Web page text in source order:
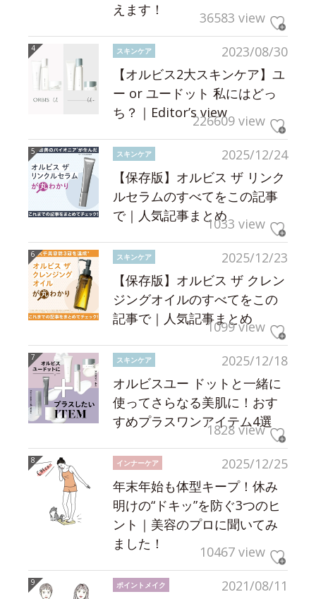
えます！
36583 view
2023/08/30
スキンケア
【オルビス2大スキンケア】ユ
ー or ユードット 私にはどっ
ち？｜Editor’s view226609 view
2025/12/24
スキンケア
【保存版】オルビス ザ リンク
ルセラムのすべてをこの記事
で｜人気記事まとめ1033 view
2025/12/23
スキンケア
【保存版】オルビス ザ クレン
ジングオイルのすべてをこの
記事で｜人気記事まとめ
1099 view
2025/12/18
スキンケア
オルビスユー ドットと一緒に
使ってさらなる美肌に！おす
すめプラスワンアイテム4選
1828 view
2025/12/25
インナーケア
年末年始も体型キープ！休み
明けの“ドキッ”を防ぐ3つのヒ
ント｜美容のプロに聞いてみ
ました！
10467 view
2021/08/11
ポイントメイク